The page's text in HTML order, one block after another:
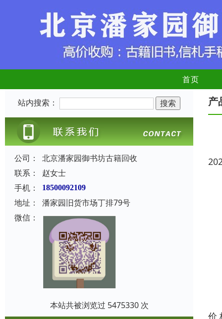
首页
站内搜索：
公司：
北京潘家园御书坊古籍回收
联系：
赵女士
手机：
18500092109
地址：
潘家园旧货市场丁排79号
微信：
本站共被浏览过 5475330 次
产
价